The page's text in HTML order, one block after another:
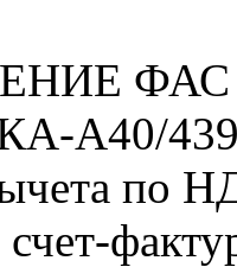
ФАС
А40/
по